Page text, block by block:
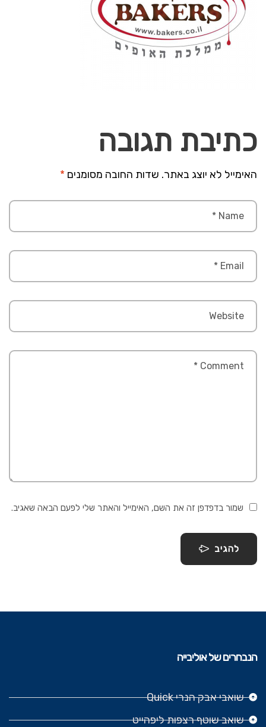
כתיבת תגובה
האימייל לא יוצג באתר. שדות החובה מסומנים *
שמור בדפדפן זה את השם, האימייל והאתר שלי לפעם הבאה שאגיב.
להגיב
הנבחרים של אוליבייה
שואבי אבק הנרי Quick
שואב שוטף רצפות ליפהייט